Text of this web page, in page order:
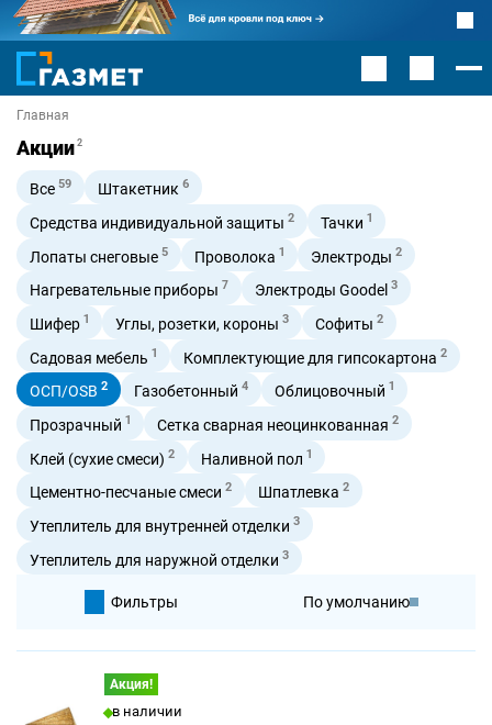
Главная
Акции2
Все 59 Штакетник 6
Средства индивидуальной защиты 2 Тачки 1
Лопаты снеговые 5 Проволока 1 Электроды 2
Нагревательные приборы 7 Электроды Goodel 3
Шифер 1 Углы, розетки, короны 3 Софиты 2
Садовая мебель 1 Комплектующие для гипсокартона 2
ОСП/OSB 2 Газобетонный 4 Облицовочный 1
Прозрачный 1 Сетка сварная неоцинкованная 2
Клей (сухие смеси) 2 Наливной пол 1
Цементно-песчаные смеси 2 Шпатлевка 2
Утеплитель для внутренней отделки 3
Утеплитель для наружной отделки 3
По умолчанию
По цене
Фильтры
Акция!
в наличии